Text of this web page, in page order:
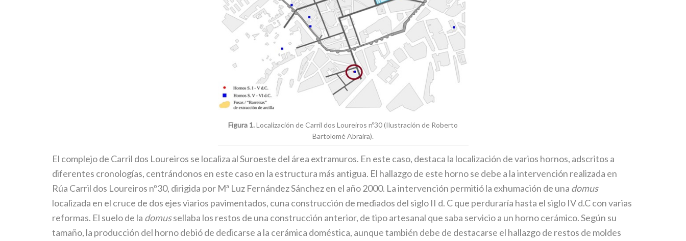
Figura 1.Localización de Carril dos Loureiros nº30 (Ilustración de Roberto
Bartolomé Abraira).
El complejo de Carril dos Loureiros se localiza al Suroeste del área extramuros. En este caso, destaca la localización de varios hornos, adscritos a
diferentes cronologías, centrándonos en este caso en la estructura más antigua. El hallazgo de este horno se debe a la intervención realizada en
Rúa Carril dos Loureiros nº30, dirigida por Mª Luz Fernández Sánchez en el año 2000. La intervención permitió la exhumación de una domus
localizada en el cruce de dos ejes viarios pavimentados, cuna construcción de mediados del siglo II d. C que perduraría hasta el siglo IV d.C con varias
reformas. El suelo de la domussellaba los restos de una construcción anterior, de tipo artesanal que saba servicio a un horno cerámico. Según su
tamaño, la producción del horno debió de dedicarse a la cerámica doméstica, aunque también debe de destacarse el hallazgo de restos de moldes